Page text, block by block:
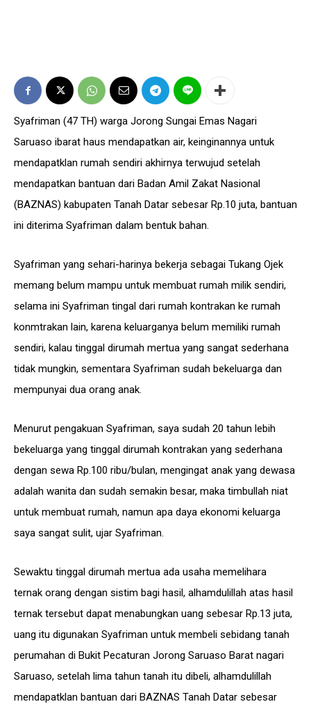
Syafriman (47 TH) warga Jorong Sungai Emas Nagari
Saruaso ibarat haus mendapatkan air, keinginannya untuk
mendapatklan rumah sendiri akhirnya terwujud setelah
mendapatkan bantuan dari Badan Amil Zakat Nasional
(BAZNAS) kabupaten Tanah Datar sebesar Rp.10 juta, bantuan
ini diterima Syafriman dalam bentuk bahan.
Syafriman yang sehari-harinya bekerja sebagai Tukang Ojek
memang belum mampu untuk membuat rumah milik sendiri,
selama ini Syafriman tingal dari rumah kontrakan ke rumah
konmtrakan lain, karena keluarganya belum memiliki rumah
sendiri, kalau tinggal dirumah mertua yang sangat sederhana
tidak mungkin, sementara Syafriman sudah bekeluarga dan
mempunyai dua orang anak.
Menurut pengakuan Syafriman, saya sudah 20 tahun lebih
bekeluarga yang tinggal dirumah kontrakan yang sederhana
dengan sewa Rp.100 ribu/bulan, mengingat anak yang dewasa
adalah wanita dan sudah semakin besar, maka timbullah niat
untuk membuat rumah, namun apa daya ekonomi keluarga
saya sangat sulit, ujar Syafriman.
Sewaktu tinggal dirumah mertua ada usaha memelihara
ternak orang dengan sistim bagi hasil, alhamdulillah atas hasil
ternak tersebut dapat menabungkan uang sebesar Rp.13 juta,
uang itu digunakan Syafriman untuk membeli sebidang tanah
perumahan di Bukit Pecaturan Jorong Saruaso Barat nagari
Saruaso, setelah lima tahun tanah itu dibeli, alhamdulillah
mendapatklan bantuan dari BAZNAS Tanah Datar sebesar